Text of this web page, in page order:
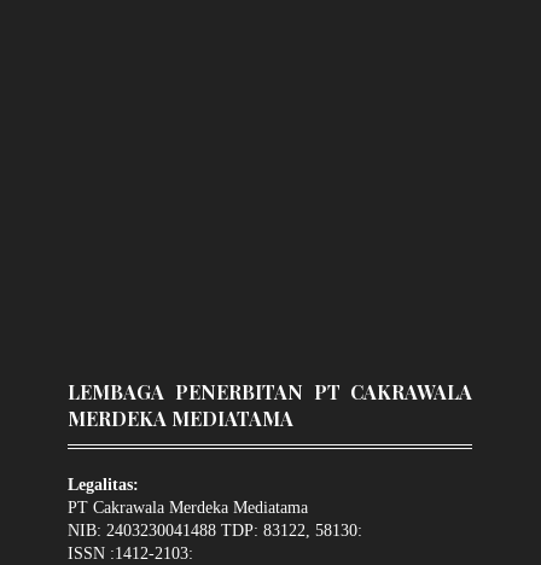
LEMBAGA PENERBITAN PT CAKRAWALA
MERDEKA MEDIATAMA
Legalitas:
PT Cakrawala Merdeka Mediatama
NIB: 2403230041488 TDP: 83122, 58130:
ISSN :1412-2103: